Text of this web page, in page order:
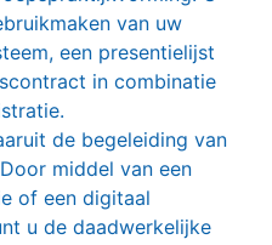
van uw
een presentielijst
in combinatie
de begeleiding van
middel van een
of een digitaal
u de daadwerkelijke